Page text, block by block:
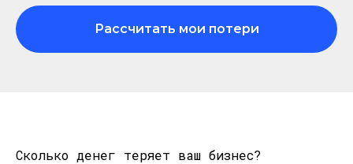
Рассчитать мои потери
Сколько денег теряет ваш бизнес?